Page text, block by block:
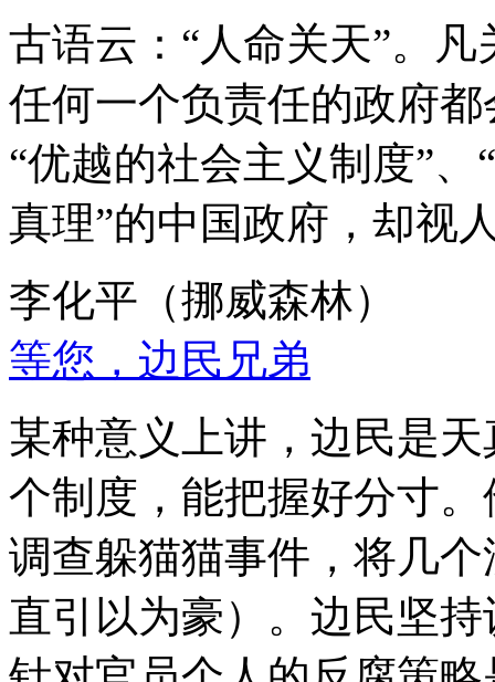
古语云：“人命关天”。
任何一个负责任的政府
“优越的社会主义制度”
真理”的中国政府，却视
李化平（挪威森林）
等您，边民兄弟
某种意义上讲，边民是
个制度，能把握好分寸
调查躲猫猫事件，将几
直引以为豪）。边民坚